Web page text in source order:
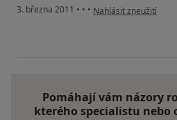
3. března 2011 • • • podle názoru
Nahlásit zneužití
Pomáhají vám názory
kterého specialistu nebo